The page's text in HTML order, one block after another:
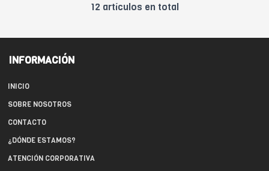
12 artículos en total
INFORMACIÓN
INICIO
SOBRE NOSOTROS
CONTACTO
¿DÓNDE ESTAMOS?
ATENCIÓN CORPORATIVA